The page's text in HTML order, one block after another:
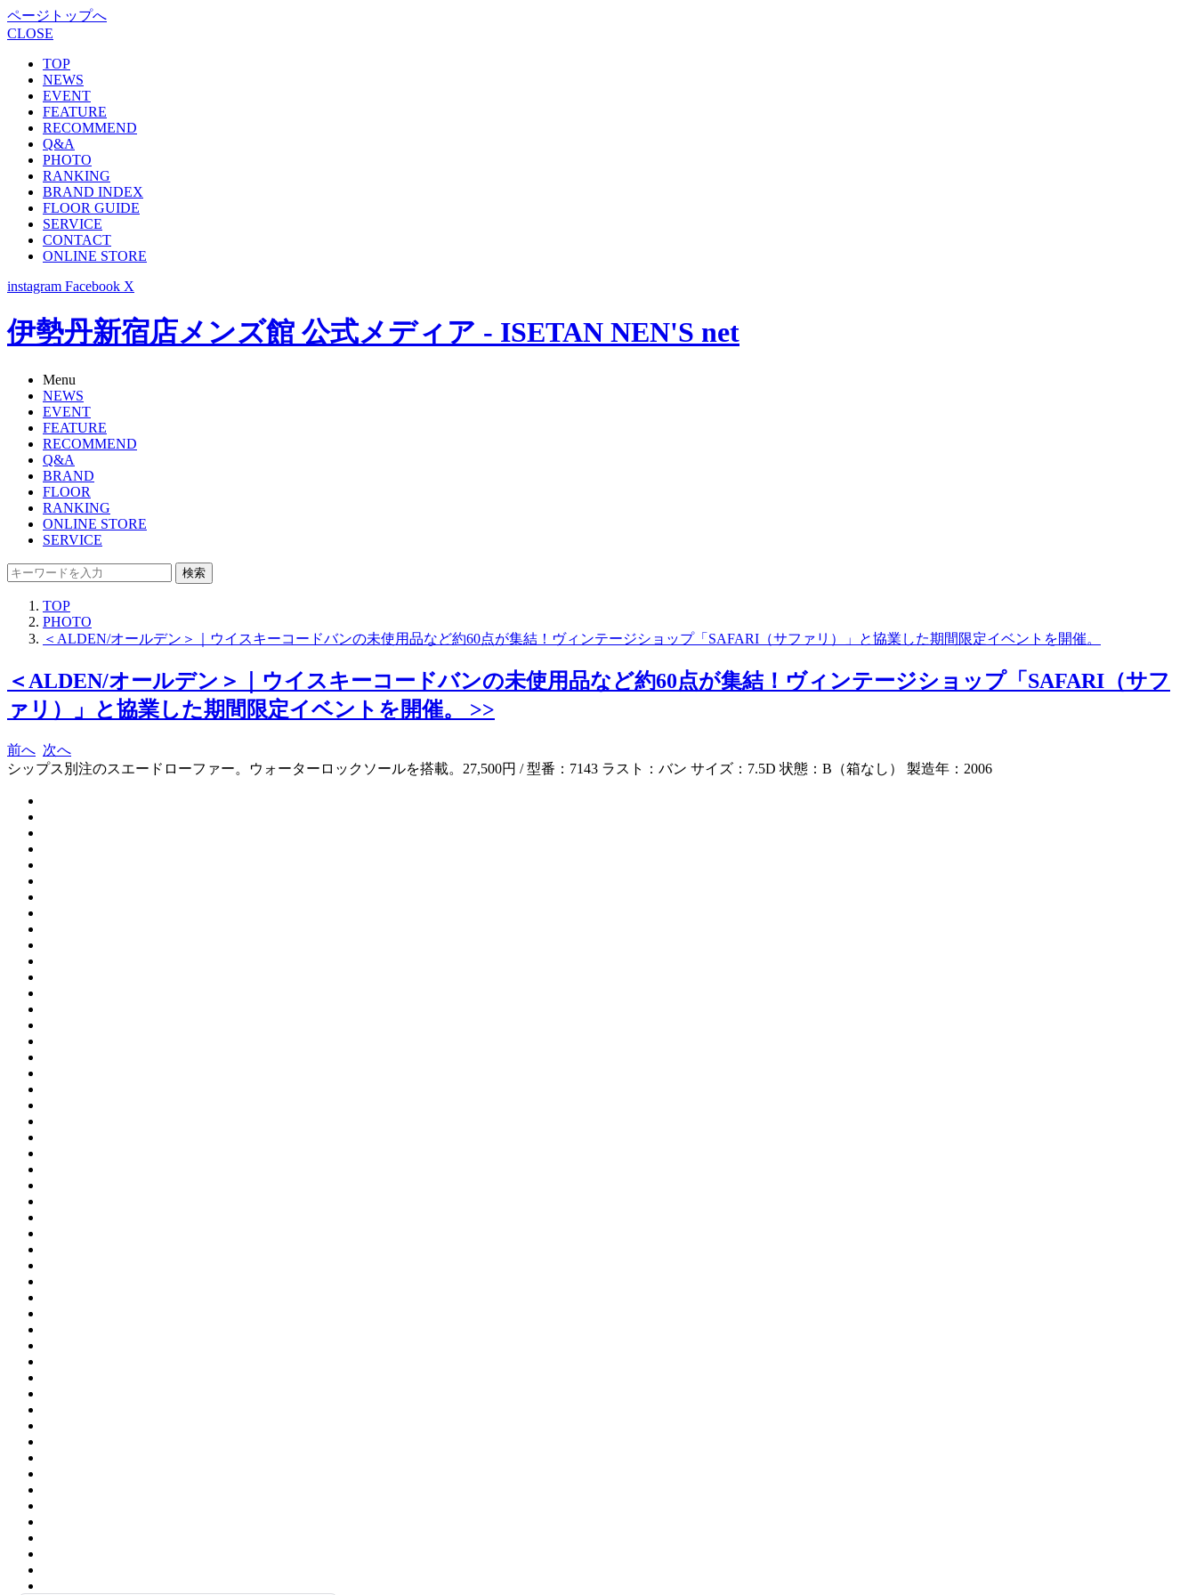
ページトップへ
CLOSE
TOP
NEWS
EVENT
FEATURE
RECOMMEND
Q&A
PHOTO
RANKING
BRAND INDEX
FLOOR GUIDE
SERVICE
CONTACT
ONLINE STORE
instagram Facebook X
伊勢丹新宿店メンズ館 公式メディア - ISETAN NEN'S net
Menu
NEWS
EVENT
FEATURE
RECOMMEND
Q&A
BRAND
FLOOR
RANKING
ONLINE STORE
SERVICE
検索
TOP
PHOTO
＜ALDEN/オールデン＞｜ウイスキーコードバンの未使用品など約60点が集結！ヴィンテージショップ「SAFARI（サファリ）」と協業した期間限定イベントを開催。
＜ALDEN/オールデン＞｜ウイスキーコードバンの未使用品など約60点が集結！ヴィンテージショップ「SAFARI（サフ
ァリ）」と協業した期間限定イベントを開催。 >>
前へ 次へ
シップス別注のスエードローファー。ウォーターロックソールを搭載。27,500円 / 型番：7143 ラスト：バン サイズ：7.5D 状態：B（箱なし） 製造年：2006